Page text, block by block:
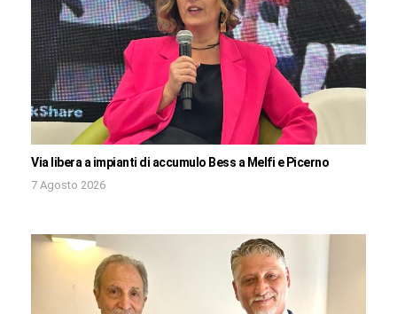
Via libera a impianti di accumulo Bess a Melfi e Picerno
7 Agosto 2026